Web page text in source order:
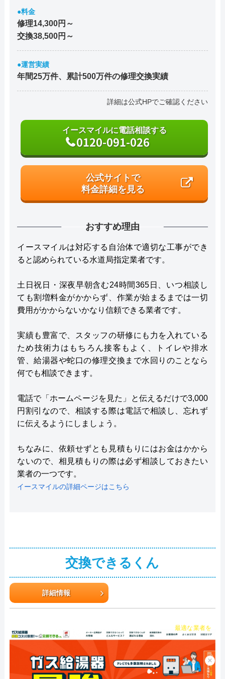
●料金
修理14,300円～
交換38,500円～
●運営実績
年間25万件、累計500万件の修理交換実績
詳細は公式HPでご確認ください
イースマイルに電話相談する
0120-091-026
公式サイトで
料金詳細を見る
おすすめ理由
イースマイルは対応する自治体で適切な工事ができ
ると認められている水道局指定業者です。
土日祝日・深夜早朝含む24時間365日、いつ相談し
ても割増料金がかからず、作業が始まるまでは一切
費用がかからないかなり信頼できる業者です。
実績も豊富で、スタッフの研修にも力を入れている
ため技術力はもちろん接客もよく、トイレや排水
管、給湯器や蛇口の修理交換まで水回りのことなら
何でも相談できます。
電話で「ホームページを見た」と伝えるだけで3,000
円割引なので、相談する際は電話で相談し、忘れず
に伝えるようにしましょう。
ちなみに、依頼せずとも見積もりにはお金はかから
ないので、相見積もりの際は必ず相談しておきたい
業者の一つです。
イースマイルの詳細ページはこちら
交換できるくん
詳細情報
×
最適な業者を
ご提案